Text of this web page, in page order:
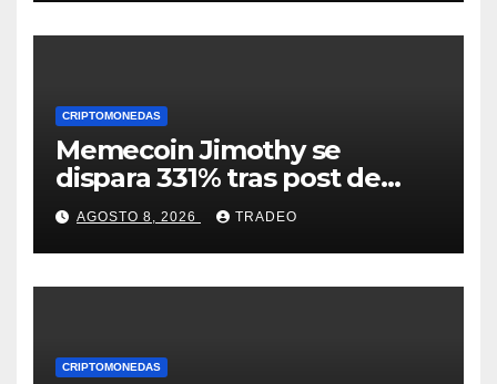
CRIPTOMONEDAS
Memecoin Jimothy se
dispara 331% tras post de
Elon Musk sobre un
mapache
AGOSTO 8, 2026 TRADEO
CRIPTOMONEDAS